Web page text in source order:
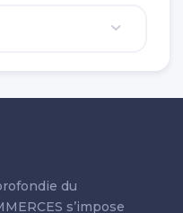
du
s’impose